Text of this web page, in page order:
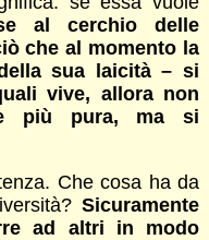
al cerchio delle
che al momento la
sua laicità – si
vive, allora non
più pura, ma si
Che cosa ha da
Sicuramente
ad altri in modo